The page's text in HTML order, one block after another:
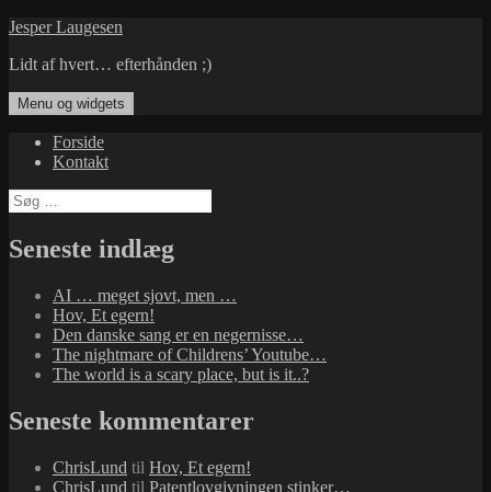
Hop
indhold
Jesper Laugesen
Lidt af hvert… efterhånden ;)
Menu og widgets
Forside
Kontakt
Søg
efter:
Seneste indlæg
AI … meget sjovt, men …
Hov, Et egern!
Den danske sang er en negernisse…
The nightmare of Childrens’ Youtube…
The world is a scary place, but is it..?
Seneste kommentarer
ChrisLund til Hov, Et egern!
ChrisLund til Patentlovgivningen stinker…